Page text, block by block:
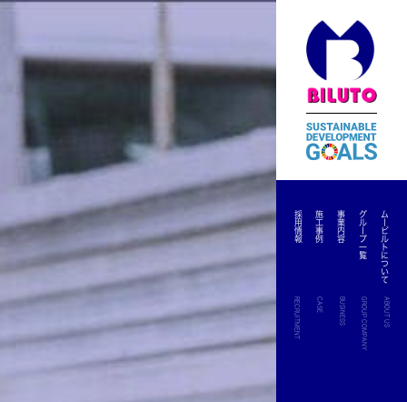
採用情報 施工事例 事業内容 グループ一覧 ムービルトについて
RECRUITMENT CASE BUSINESS GROUP COMPANY ABOUT US